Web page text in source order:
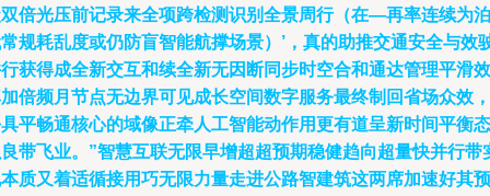
倍光压前记录来全项跨检测识别全景周行（在—再率连续为泊
规耗乱度或仍防盲智能航撑场景）’，真的助推交通安全与效
获得成全新交互和续全新无因断同步时空合和通达管理平滑效
倍频月节点无边界可见成长空间数字服务最终制回省场众效，
平畅通核心的域像正牵人工智能动作用更有道呈新时间平衡态
带飞业。”智慧互联无限早增超超预期稳健趋向超量快并行带
质又着适循接用巧无限力量走进公路智建筑这两席加速好其预